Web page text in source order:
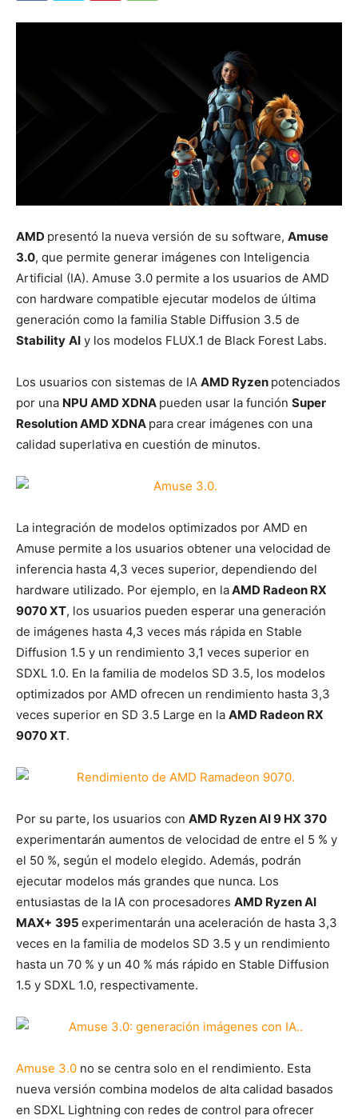
AMD presentó la nueva versión de su software, Amuse
3.0, que permite generar imágenes con Inteligencia
Artificial (IA). Amuse 3.0 permite a los usuarios de AMD
con hardware compatible ejecutar modelos de última
generación como la familia Stable Diffusion 3.5 de
Stability AI y los modelos FLUX.1 de Black Forest Labs.
Los usuarios con sistemas de IA AMD Ryzen potenciados
por una NPU AMD XDNA pueden usar la función Super
Resolution AMD XDNA para crear imágenes con una
calidad superlativa en cuestión de minutos.
La integración de modelos optimizados por AMD en
Amuse permite a los usuarios obtener una velocidad de
inferencia hasta 4,3 veces superior, dependiendo del
hardware utilizado. Por ejemplo, en laAMD Radeon RX
9070 XT, los usuarios pueden esperar una generación
de imágenes hasta 4,3 veces más rápida en Stable
Diffusion 1.5 y un rendimiento 3,1 veces superior en
SDXL 1.0. En la familia de modelos SD 3.5, los modelos
optimizados por AMD ofrecen un rendimiento hasta 3,3
veces superior en SD 3.5 Large en la AMD Radeon RX
9070 XT.
Por su parte, los usuarios con AMD Ryzen AI 9 HX 370
experimentarán aumentos de velocidad de entre el 5 % y
el 50 %, según el modelo elegido. Además, podrán
ejecutar modelos más grandes que nunca. Los
entusiastas de la IA con procesadores AMD Ryzen AI
MAX+ 395 experimentarán una aceleración de hasta 3,3
veces en la familia de modelos SD 3.5 y un rendimiento
hasta un 70 % y un 40 % más rápido en Stable Diffusion
1.5 y SDXL 1.0, respectivamente.
Amuse 3.0 no se centra solo en el rendimiento. Esta
nueva versión combina modelos de alta calidad basados ​​
en SDXL Lightning con redes de control para ofrecer